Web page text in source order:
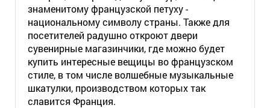
знаменитому французской петуху -
национальному символу страны. Также для
посетителей радушно откроют двери
сувенирные магазинчики, где можно будет
купить интересные вещицы во французском
стиле, в том числе волшебные музыкальные
шкатулки, производством которых так
славится Франция.